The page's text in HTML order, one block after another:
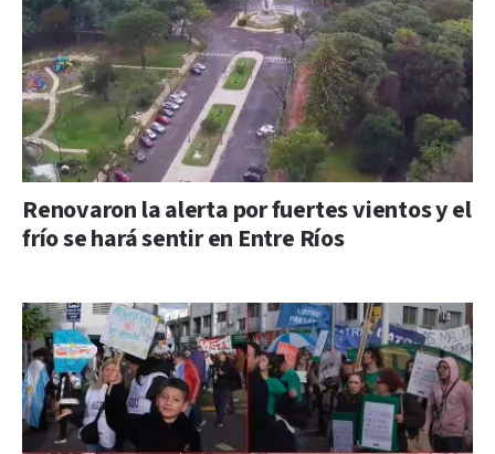
Renovaron la alerta por fuertes vientos y el
frío se hará sentir en Entre Ríos